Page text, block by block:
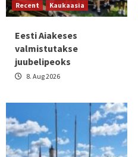
Recent Kaukaasia
Eesti Aiakeses
valmistutakse
juubelipeoks
8. Aug 2026